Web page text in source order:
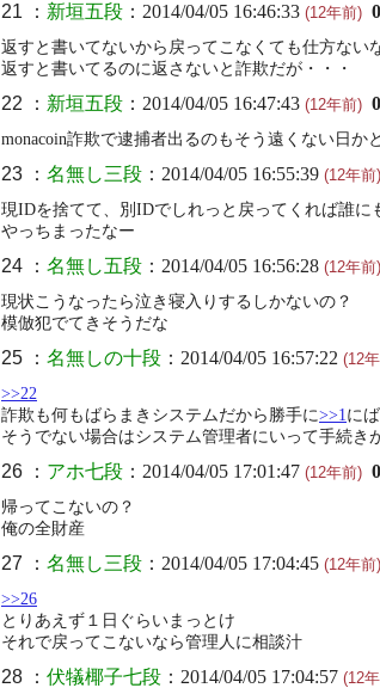
21 ： 新垣五段 ：2014/04/05 16:46:33 (12年前)
返すと書いてないから戻ってこなくても仕方ない
返すと書いてるのに返さないと詐欺だが・・・
22 ： 新垣五段 ：2014/04/05 16:47:43 (12年前)
monacoin詐欺で逮捕者出るのもそう遠くない日かと
23 ： 名無し三段 ：2014/04/05 16:55:39 (12年前)
現IDを捨てて、別IDでしれっと戻ってくれば誰に
やっちまったなー
24 ： 名無し五段 ：2014/04/05 16:56:28 (12年前)
現状こうなったら泣き寝入りするしかないの？
模倣犯でてきそうだな
25 ： 名無しの十段 ：2014/04/05 16:57:22 (12
>>22
詐欺も何もばらまきシステムだから勝手に>>1に
そうでない場合はシステム管理者にいって手続き
26 ： アホ七段 ：2014/04/05 17:01:47 (12年前)
帰ってこないの？
俺の全財産
27 ： 名無し三段 ：2014/04/05 17:04:45 (12年前)
>>26
とりあえず１日ぐらいまっとけ
それで戻ってこないなら管理人に相談汁
28 ： 伏犠椰子七段 ：2014/04/05 17:04:57 (12